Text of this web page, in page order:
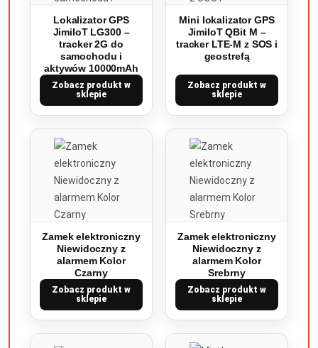
Lokalizator GPS
JimiIoT LG300 –
tracker 2G do
samochodu i
aktywów 10000mAh
Zobacz produkt w
sklepie
Mini lokalizator GPS
JimiIoT QBit M –
tracker LTE-M z SOS i
geostrefą
Zobacz produkt w
sklepie
Zamek elektroniczny
Niewidoczny z
alarmem Kolor
Czarny
Zobacz produkt w
sklepie
Zamek elektroniczny
Niewidoczny z
alarmem Kolor
Srebrny
Zobacz produkt w
sklepie